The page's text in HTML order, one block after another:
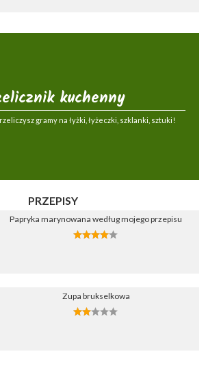
kuchenny
gramy na łyżki, łyżeczki, szklanki, sztuki!
PRZEPISY
Papryka marynowana według mojego przepisu
Zupa brukselkowa